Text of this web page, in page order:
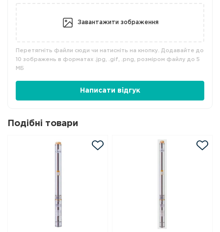
Завантажити зображення
Перетягніть файли сюди чи натисніть на кнопку. Додавайте до
10 зображень в форматах .jpg, .gif, .png, розміром файлу до 5
МБ
Написати відгук
Подібні товари